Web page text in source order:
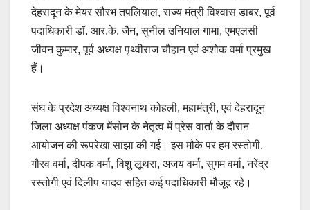
देहरादून के मेयर सौरभ तपलियाल, राज्य मंत्री विश्वास डाबर, पूर्व
पदाधिकारी डॉ. आर.के. जैन, सुनील उनियाल गामा, एमएलसी
जीवन कुमार, पूर्व अध्यक्ष पृथ्वीराज चौहान एवं अशोक वर्मा प्रमुख
हैं।
संघ के प्रदेश अध्यक्ष विश्वनाथ कोहली, महामंत्री, एवं देहरादून
जिला अध्यक्ष पंकज मेंसोन के नेतृत्व में प्रेस वार्ता के दौरान
आयोजन की रूपरेखा साझा की गई। इस मौके पर हम रस्तोगी,
गौरव वर्मा, दीपक वर्मा, विशु लूथरा, अजय वर्मा, सुगम वर्मा, नरेंद्र
रस्तोगी एवं दिलीप यादव सहित कई पदाधिकारी मौजूद रहे।